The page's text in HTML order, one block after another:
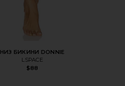
НИЗ БИКИНИ DONNIE
LSPACE
$88